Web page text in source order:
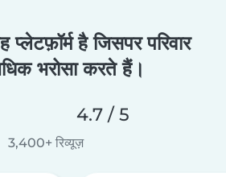
है जिसपर परिवार
भरोसा करते हैं।
4.7 / 5
3,400+ रिव्यूज़